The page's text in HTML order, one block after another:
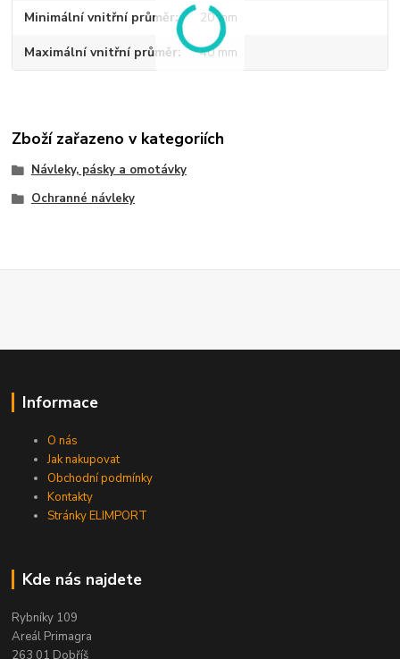
Minimální vnitřní průměr 20 mm
Maximální vnitřní průměr 40 mm
Zboží zařazeno v kategoriích
Návleky, pásky a omotávky
Ochranné návleky
Informace
O nás
Jak nakupovat
Obchodní podmínky
Kontakty
Stránky ELIMPORT
Kde nás najdete
Rybníky 109
Areál Primagra
263 01 Dobříš